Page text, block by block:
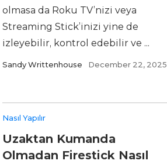
olmasa da Roku TV’nizi veya
Streaming Stick’inizi yine de
izleyebilir, kontrol edebilir ve ...
Sandy Writtenhouse December 22, 2025
Nasıl Yapılır
Uzaktan Kumanda
Olmadan Firestick Nasıl